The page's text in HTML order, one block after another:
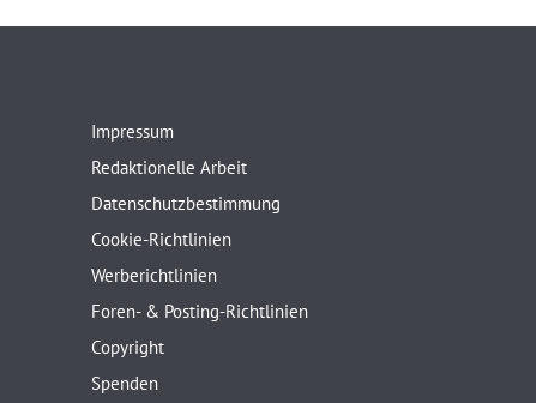
Impressum
Redaktionelle Arbeit
Datenschutzbestimmung
Cookie-Richtlinien
Werberichtlinien
Foren- & Posting-Richtlinien
Copyright
Spenden